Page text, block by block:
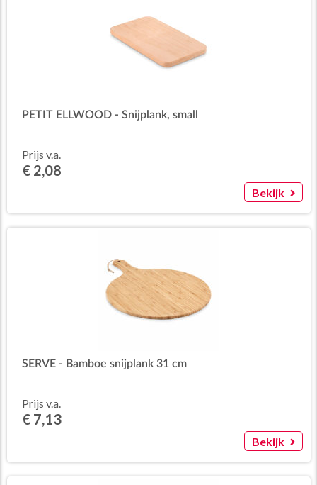
PETIT ELLWOOD - Snijplank, small
Prijs v.a.
€ 2,08
Bekijk
SERVE - Bamboe snijplank 31 cm
Prijs v.a.
€ 7,13
Bekijk